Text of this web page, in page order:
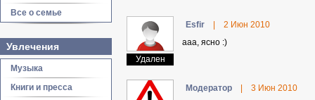
Все о семье
Увлечения
Музыка
Книги и пресса
Удален
Еsfir
2 Июн 2010
ааа, ясно :)
Модератор
3 Июн 2010